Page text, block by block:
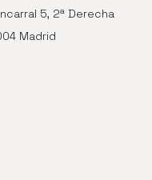
5, 2ª Derecha
Madrid